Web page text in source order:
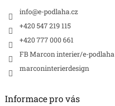
info@e-podlaha.cz
+420 547 219 115
+420 777 000 661
FB Marcon interier/e-podlaha
marconinterierdesign
Informace pro vás